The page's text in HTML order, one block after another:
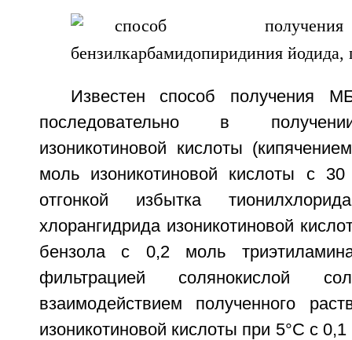
Известен способ получения
последовательно в
изоникотиновой кислоты
моль изоникотиновой кислоты с
отгонкой избытка
хлорангидрида изоникотиновой
бензола с 0,2 моль
фильтрацией солянокислой
взаимодействием полученного
изоникотиновой кислоты при 5°С с